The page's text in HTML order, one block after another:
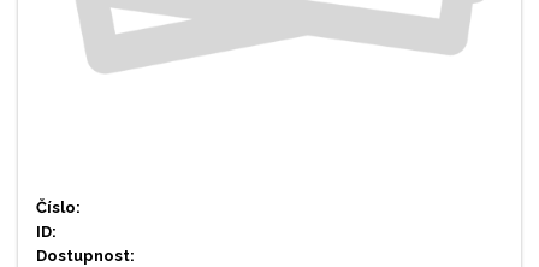
Číslo:
ID:
Dostupnost: